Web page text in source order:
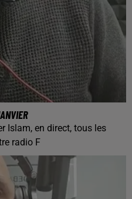
Islam, en direct, tous les
radio F